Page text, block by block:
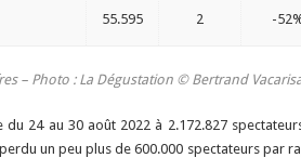
55.595 2 -
– Photo : La Dégustation © Bertrand
du 24 au 30 août 2022 à 2.172.827
un peu plus de 600.000 spectateurs par